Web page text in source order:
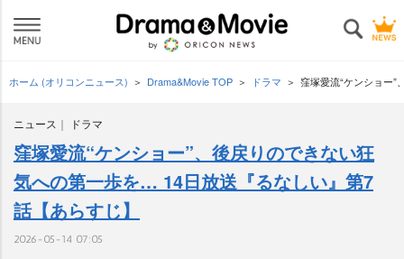
ホーム (オリコンニュース) Drama&Movie TOP ドラマ 窪塚愛流“ケンショー
ニュース ドラマ
窪塚愛流“ケンショー”、後戻りのできない狂
気への第一歩を… 14日放送『るなしい』第7
話【あらすじ】
2026-05-14 07:05